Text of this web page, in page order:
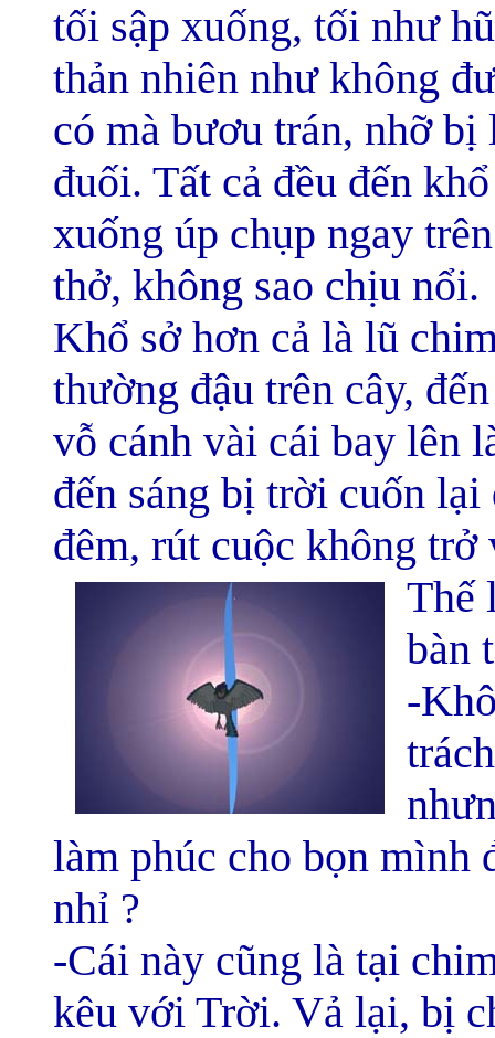
tối sập xuống, tối như
thản nhiên như không
có mà bươu trán, nhỡ
đuối. Tất cả đều đến
xuống úp chụp ngay
thở, không sao chịu nổi.
Khổ sở hơn cả là lũ
thường đậu trên cây,
vỗ cánh vài cái bay lên
đến sáng bị trời cuốn
đêm, rút cuộc không
Thế
bàn
-
làm phúc cho bọn mình
nhỉ ?
-Cái này cũng là tại
kêu với Trời. Vả lại, bị